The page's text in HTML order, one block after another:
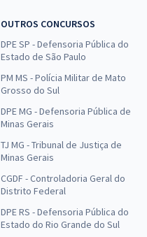
OUTROS CONCURSOS
DPE SP - Defensoria Pública do
Estado de São Paulo
PM MS - Polícia Militar de Mato
Grosso do Sul
DPE MG - Defensoria Pública de
Minas Gerais
TJ MG - Tribunal de Justiça de
Minas Gerais
CGDF - Controladoria Geral do
Distrito Federal
DPE RS - Defensoria Pública do
Estado do Rio Grande do Sul